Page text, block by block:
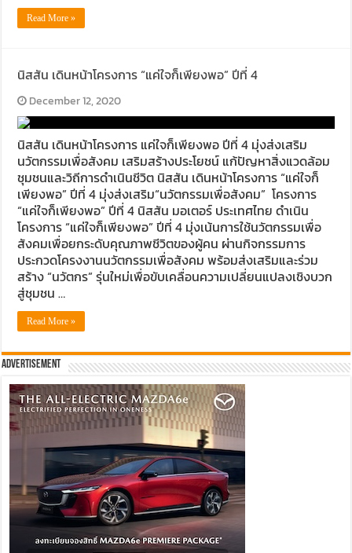
Read More »
นิสสัน เดินหน้าโครงการ “แค่ใจก็เพียงพอ” ปีที่ 4
December 12, 2020
นิสสัน เดินหน้าโครงการ แค่ใจก็เพียงพอ ปีที่ 4 มุ่งส่งเสริม
นวัตกรรมเพื่อสังคม เสริมสร้างประโยชน์ แก้ปัญหาสิ่งแวดล้อม
ชุมชนและวิถีการดำเนินชีวิต นิสสัน เดินหน้าโครงการ “แค่ใจก็
เพียงพอ” ปีที่ 4 มุ่งส่งเสริม“นวัตกรรมเพื่อสังคม” โครงการ
“แค่ใจก็เพียงพอ” ปีที่ 4 นิสสัน มอเตอร์ ประเทศไทย ดำเนิน
โครงการ “แค่ใจก็เพียงพอ” ปีที่ 4 มุ่งเน้นการใช้นวัตกรรมเพื่อ
สังคมเพื่อยกระดับคุณภาพชีวิตของผู้คน ผ่านกิจกรรมการ
ประกวดโครงงานนวัตกรรมเพื่อสังคม พร้อมส่งเสริมและร่วม
สร้าง “นวัตกร” รุ่นใหม่เพื่อขับเคลื่อนความเปลี่ยนแปลงเชิงบวก
สู่ชุมชน …
Read More »
Advertisement